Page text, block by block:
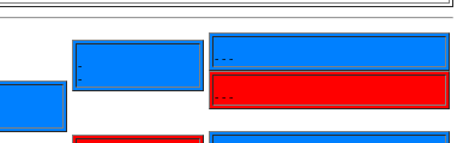
-
-
- - -
- - -